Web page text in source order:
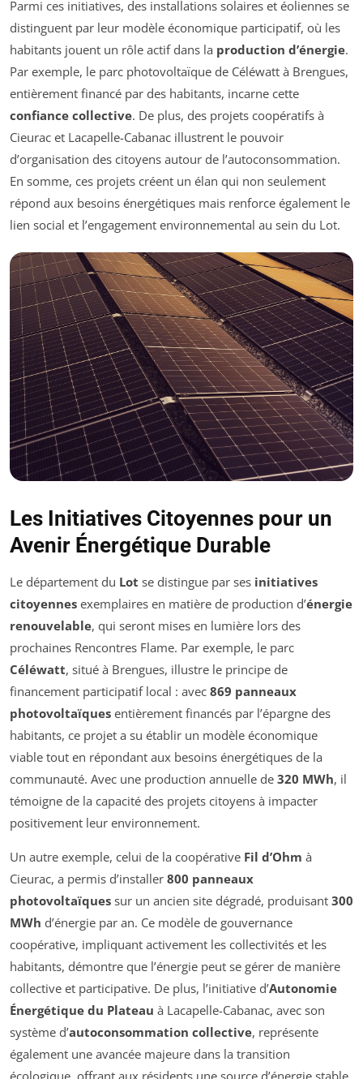
Parmi ces initiatives, des installations solaires et éoliennes se
distinguent par leur modèle économique participatif, où les
habitants jouent un rôle actif dans la production d’énergie.
Par exemple, le parc photovoltaïque de Céléwatt à Brengues,
entièrement financé par des habitants, incarne cette
confiance collective. De plus, des projets coopératifs à
Cieurac et Lacapelle-Cabanac illustrent le pouvoir
d’organisation des citoyens autour de l’autoconsommation.
En somme, ces projets créent un élan qui non seulement
répond aux besoins énergétiques mais renforce également le
lien social et l’engagement environnemental au sein du Lot.
Les Initiatives Citoyennes pour un
Avenir Énergétique Durable
Le département du Lot se distingue par ses initiatives
citoyennes exemplaires en matière de production d’énergie
renouvelable, qui seront mises en lumière lors des
prochaines Rencontres Flame. Par exemple, le parc
Céléwatt, situé à Brengues, illustre le principe de
financement participatif local : avec 869 panneaux
photovoltaïques entièrement financés par l’épargne des
habitants, ce projet a su établir un modèle économique
viable tout en répondant aux besoins énergétiques de la
communauté. Avec une production annuelle de 320 MWh, il
témoigne de la capacité des projets citoyens à impacter
positivement leur environnement.
Un autre exemple, celui de la coopérative Fil d’Ohm à
Cieurac, a permis d’installer 800 panneaux
photovoltaïques sur un ancien site dégradé, produisant 300
MWh d’énergie par an. Ce modèle de gouvernance
coopérative, impliquant activement les collectivités et les
habitants, démontre que l’énergie peut se gérer de manière
collective et participative. De plus, l’initiative d’Autonomie
Énergétique du Plateau à Lacapelle-Cabanac, avec son
système d’autoconsommation collective, représente
également une avancée majeure dans la transition